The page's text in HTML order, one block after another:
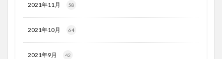
2021年11月 58
2021年10月 64
2021年9月 42